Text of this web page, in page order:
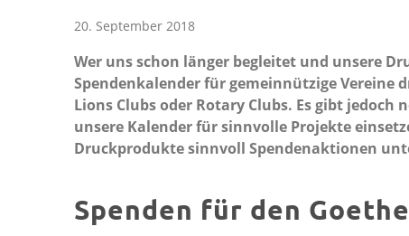
20. September 2018
Wer uns schon länger begleitet und unsere
Spendenkalender für gemeinnützige Vereine
Lions Clubs oder Rotary Clubs. Es gibt
unsere Kalender für sinnvolle Projekte
Druckprodukte sinnvoll Spendenaktionen
Spenden für den